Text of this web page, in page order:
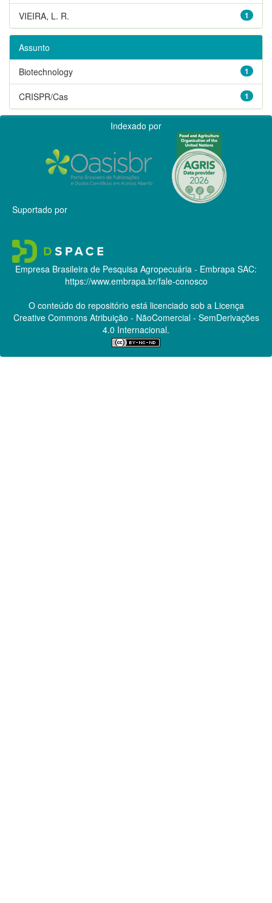
1
VIEIRA, L. R.
Assunto
1
Biotechnology
1
CRISPR/Cas
Indexado por
Suportado por
Empresa Brasileira de Pesquisa Agropecuária - Embrapa SAC:
https://www.embrapa.br/fale-conosco
O conteúdo do repositório está licenciado sob a Licença
Creative CommonsAtribuição - NãoComercial - SemDerivações
4.0 Internacional.